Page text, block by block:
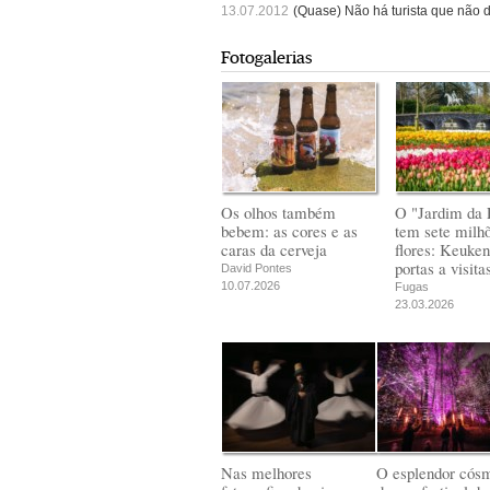
13.07.2012 (Quase) Não há turista que não
Fotogalerias
Os olhos também
bebem: as cores e as
caras da cerveja
David Pontes
10.07.2026
O "Jardim da
tem sete
flores:
portas a
Fugas
23.03.2026
Nas melhores
O esplendor